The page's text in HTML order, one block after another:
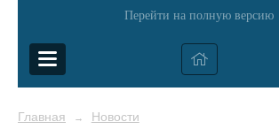
Перейти на полную версию
Главная → Новости